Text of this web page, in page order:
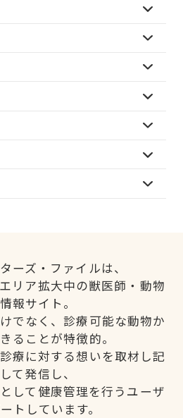
ーズ・ファイルは、
リア拡大中の獣医師・動物
報サイト。
でなく、診療可能な動物か
ることが特徴的。
療に対する想いを取材し記
て発信し、
して健康管理を行うユーザ
トしています。